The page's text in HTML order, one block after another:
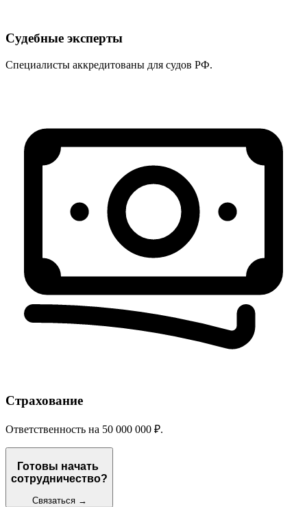
Судебные эксперты
Специалисты аккредитованы для судов РФ.
Страхование
Ответственность на 50 000 000 ₽.
Готовы начать
сотрудничество?
Связаться →